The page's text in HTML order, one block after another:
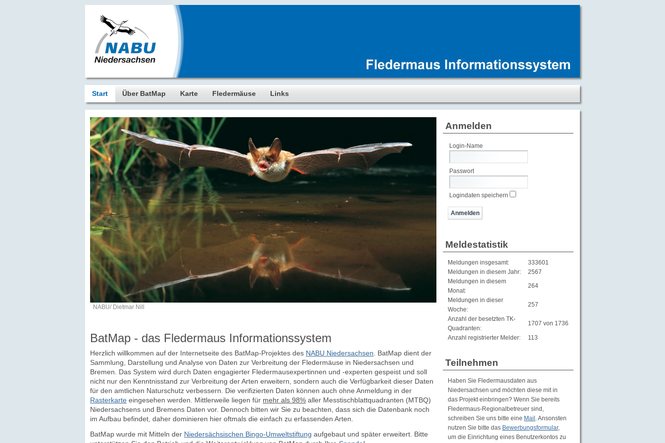
Start Über BatMap Karte Fledermäuse Links
NABU/ Dietmar Nill
BatMap - das Fledermaus Informationssystem
Herzlich willkommen auf der Internetseite des BatMap-Projektes des NABU Niedersachsen . BatMap dient der
Sammlung, Darstellung und Analyse von Daten zur Verbreitung der Fledermäuse in Niedersachsen und
Bremen. Das System wird durch Daten engagierter Fledermausexpertinnen und -experten gespeist und soll
nicht nur den Kenntnisstand zur Verbreitung der Arten erweitern, sondern auch die Verfügbarkeit dieser Daten
für den amtlichen Naturschutz verbessern. Die verifizierten Daten können auch ohne Anmeldung in der
Rasterkarte eingesehen werden. Mittlerweile liegen für mehr als 98% aller Messtischblattquadranten (MTBQ)
Niedersachsens und Bremens Daten vor. Dennoch bitten wir Sie zu beachten, dass sich die Datenbank noch
im Aufbau befindet, daher dominieren hier oftmals die einfach zu erfassenden Arten.
BatMap wurde mit Mitteln der Niedersächsischen Bingo-Umweltstiftung aufgebaut und später erweitert. Bitte
Anmelden
Login-Name
Passwort
Logindaten speichern
Meldestatistik
Meldungen insgesamt:
333601
Meldungen in diesem Jahr:
2567
Meldungen in diesem
Monat:
264
Meldungen in dieser
Woche:
257
Anzahl der besetzten TK-
Quadranten:
1707 von 1736
Anzahl registrierter Melder: 113
Teilnehmen
Haben Sie Fledermausdaten aus
Niedersachsen und möchten diese mit in
das Projekt einbringen? Wenn Sie bereits
Fledermaus-Regionalbetreuer sind,
schreiben Sie uns bitte eine Mail . Ansonsten
nutzen Sie bitte das Bewerbungsformular,
um die Einrichtung eines Benutzerkontos zu